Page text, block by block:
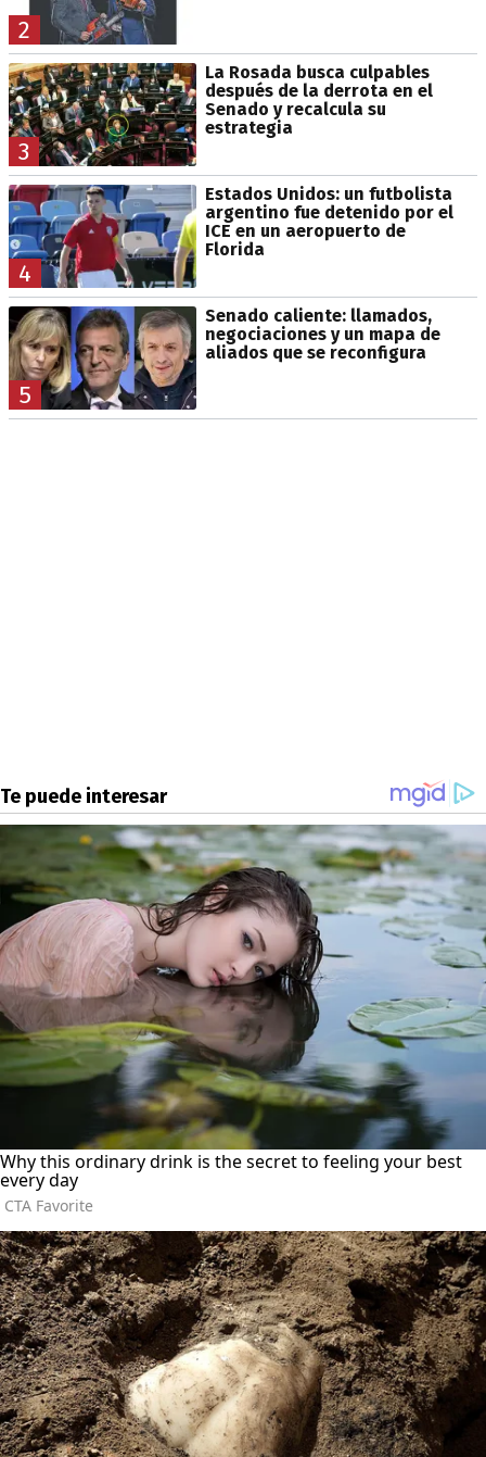
2
3
La Rosada busca culpables
después de la derrota en el
Senado y recalcula su
estrategia
4
Estados Unidos: un futbolista
argentino fue detenido por el
ICE en un aeropuerto de
Florida
5
Senado caliente: llamados,
negociaciones y un mapa de
aliados que se reconfigura